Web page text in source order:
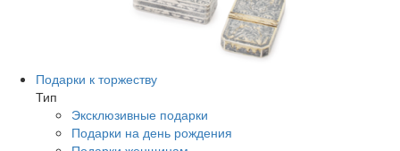
Подарки к торжеству
Тип
Эксклюзивные подарки
Подарки на день рождения